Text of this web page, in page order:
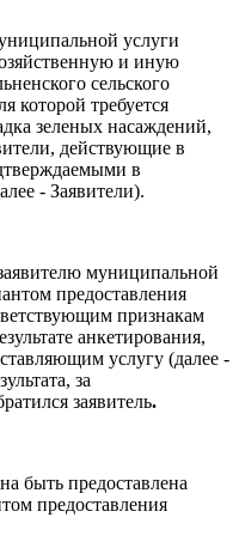
услуги
и иную
сельского
которой требуется
зеленых насаждений,
действующие в
в
- Заявители).
муниципальной
предоставления
признакам
анкетирования,
услугу (далее -
за
заявитель.
быть предоставлена
предоставления